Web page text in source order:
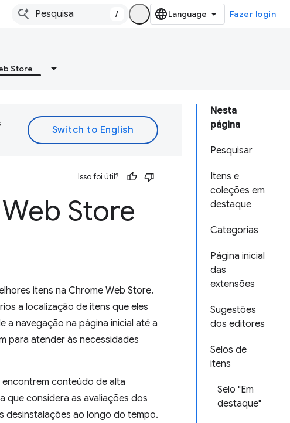
/ Fazer login
Store
Nesta
página
Pesquisar
Itens e
coleções em
destaque
Categorias
Página inicial
das
extensões
Sugestões
dos editores
Selos de
itens
Selo "Em
destaque"
Isso foi útil?
Store
itens na Chrome Web Store.
a localização de itens que eles
a navegação na página inicial até a
para atender às necessidades
conteúdo de alta
que considera as avaliações dos
desinstalações ao longo do tempo.